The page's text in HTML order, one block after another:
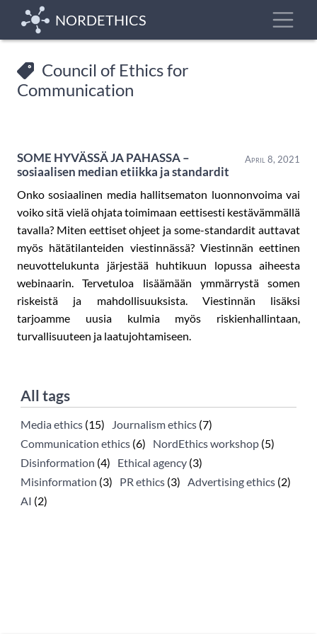
main
NORDETHICS
Council of Ethics for
Communication
April 8, 2021
SOME HYVÄSSÄ JA PAHASSA –
sosiaalisen median etiikka ja standardit
Onko sosiaalinen media hallitsematon luonnonvoima vai
voiko sitä vielä ohjata toimimaan eettisesti kestävämmällä
tavalla? Miten eettiset ohjeet ja some-standardit auttavat
myös hätätilanteiden viestinnässä? Viestinnän eettinen
neuvottelukunta järjestää huhtikuun lopussa aiheesta
webinaarin. Tervetuloa lisäämään ymmärrystä somen
riskeistä ja mahdollisuuksista. Viestinnän lisäksi
tarjoamme uusia kulmia myös riskienhallintaan,
turvallisuuteen ja laatujohtamiseen.
All tags
Media ethics (15) Journalism ethics (7)
Communication ethics (6) NordEthics workshop (5)
Disinformation (4) Ethical agency (3)
Misinformation (3) PR ethics (3) Advertising ethics (2)
AI (2)